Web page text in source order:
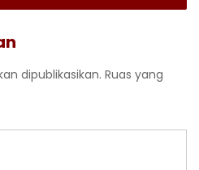
dipublikasikan. Ruas yang